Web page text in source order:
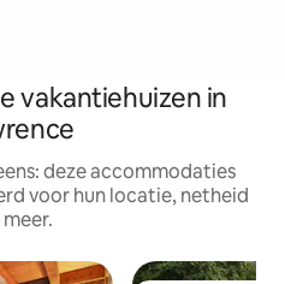
vakantiehuizen in
deze accommodaties
voor hun locatie, netheid